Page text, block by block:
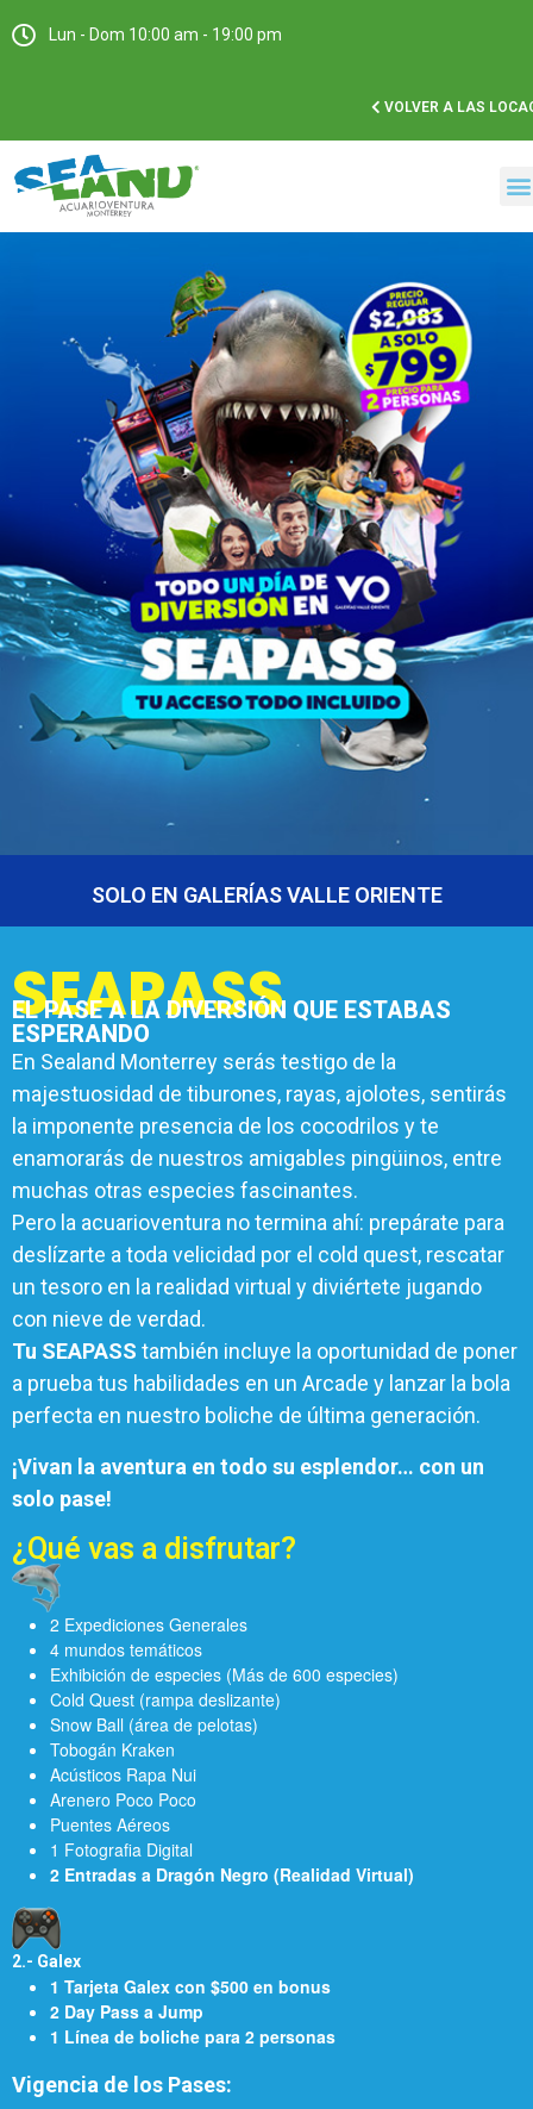
Lun - Dom 10:00 am - 19:00 pm
VOLVER A LAS
SOLO EN GALERÍAS VALLE ORIENTE
SEAPASS
EL PASE A LA DIVERSIÓN QUE ESTABAS
ESPERANDO
En Sealand Monterrey serás testigo de la
majestuosidad de tiburones, rayas, ajolotes, sentirás
la imponente presencia de los cocodrilos y te
enamorarás de nuestros amigables pingüinos, entre
muchas otras especies fascinantes.
Pero la acuarioventura no termina ahí: prepárate para
deslízarte a toda velicidad por el cold quest, rescatar
un tesoro en la realidad virtual y diviértete jugando
con nieve de verdad.
Tu SEAPASS también incluye la oportunidad de poner
a prueba tus habilidades en un Arcade y lanzar la bola
perfecta en nuestro boliche de última generación.
¡Vivan la aventura en todo su esplendor… con un
solo pase!
¿Qué vas a disfrutar?
2 Expediciones Generales
4 mundos temáticos
Exhibición de especies (Más de 600 especies)
Cold Quest (rampa deslizante)
Snow Ball (área de pelotas)
Tobogán Kraken
Acústicos Rapa Nui
Arenero Poco Poco
Puentes Aéreos
1 Fotografia Digital
2 Entradas a Dragón Negro (Realidad Virtual)
2.- Galex
1 Tarjeta Galex con $500 en bonus
2 Day Pass a Jump
1 Línea de boliche para 2 personas
Vigencia de los Pases: